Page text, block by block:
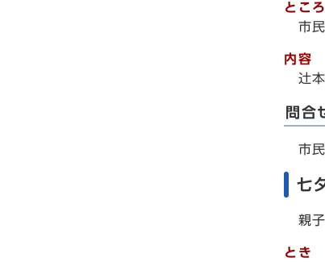
ところ
市民
内容
辻本
問合
市
七
親子
とき